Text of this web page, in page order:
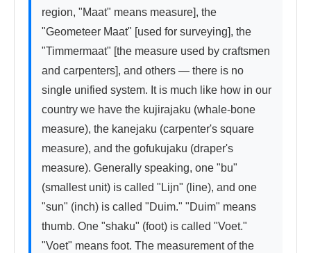
region, "Maat" means measure], the
"Geometeer Maat" [used for surveying], the
"Timmermaat" [the measure used by craftsmen
and carpenters], and others — there is no
single unified system. It is much like how in our
country we have the kujirajaku (whale-bone
measure), the kanejaku (carpenter's square
measure), and the gofukujaku (draper's
measure). Generally speaking, one "bu"
(smallest unit) is called "Lijn" (line), and one
"sun" (inch) is called "Duim." "Duim" means
thumb. One "shaku" (foot) is called "Voet."
"Voet" means foot. The measurement of the